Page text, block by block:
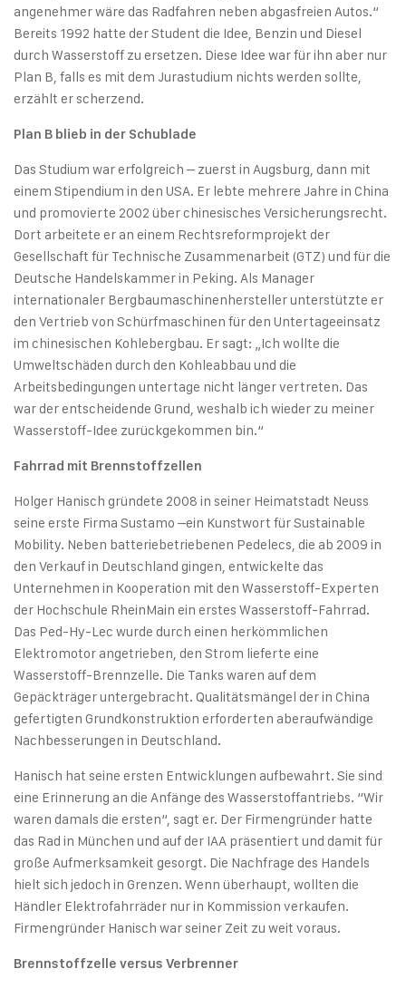
angenehmer wäre das Radfahren neben abgasfreien Autos.“
Bereits 1992 hatte der Student die Idee, Benzin und Diesel
durch Wasserstoff zu ersetzen. Diese Idee war für ihn aber nur
Plan B, falls es mit dem Jurastudium nichts werden sollte,
erzählt er scherzend.
Plan B blieb in der Schublade
Das Studium war erfolgreich – zuerst in Augsburg, dann mit
einem Stipendium in den USA. Er lebte mehrere Jahre in China
und promovierte 2002 über chinesisches Versicherungsrecht.
Dort arbeitete er an einem Rechtsreformprojekt der
Gesellschaft für Technische Zusammenarbeit (GTZ) und für die
Deutsche Handelskammer in Peking. Als Manager
internationaler Bergbaumaschinenhersteller unterstützte er
den Vertrieb von Schürfmaschinen für den Untertageeinsatz
im chinesischen Kohlebergbau. Er sagt: „Ich wollte die
Umweltschäden durch den Kohleabbau und die
Arbeitsbedingungen untertage nicht länger vertreten. Das
war der entscheidende Grund, weshalb ich wieder zu meiner
Wasserstoff-Idee zurückgekommen bin.“
Fahrrad mit Brennstoffzellen
Holger Hanisch gründete 2008 in seiner Heimatstadt Neuss
seine erste Firma Sustamo –ein Kunstwort für Sustainable
Mobility. Neben batteriebetriebenen Pedelecs, die ab 2009 in
den Verkauf in Deutschland gingen, entwickelte das
Unternehmen in Kooperation mit den Wasserstoff-Experten
der Hochschule RheinMain ein erstes Wasserstoff-Fahrrad.
Das Ped-Hy-Lec wurde durch einen herkömmlichen
Elektromotor angetrieben, den Strom lieferte eine
Wasserstoff-Brennzelle. Die Tanks waren auf dem
Gepäckträger untergebracht. Qualitätsmängel der in China
gefertigten Grundkonstruktion erforderten aberaufwändige
Nachbesserungen in Deutschland.
Hanisch hat seine ersten Entwicklungen aufbewahrt. Sie sind
eine Erinnerung an die Anfänge des Wasserstoffantriebs. “Wir
waren damals die ersten“, sagt er. Der Firmengründer hatte
das Rad in München und auf der IAA präsentiert und damit für
große Aufmerksamkeit gesorgt. Die Nachfrage des Handels
hielt sich jedoch in Grenzen. Wenn überhaupt, wollten die
Händler Elektrofahrräder nur in Kommission verkaufen.
Firmengründer Hanisch war seiner Zeit zu weit voraus.
Brennstoffzelle versus Verbrenner